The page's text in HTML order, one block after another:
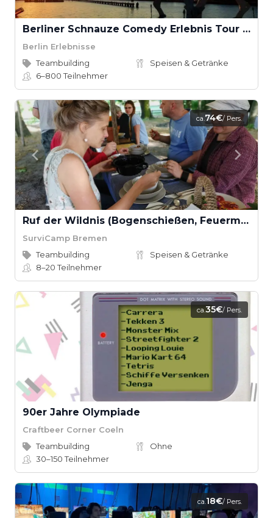
Berliner Schnauze Comedy Erlebnis Tour & Berliner Insider Experience Tour
Berlin Erlebnisse
Teambuilding
Speisen & Getränke
6–800Teilnehmer
ca.74€/ Pers.
Ruf der Wildnis (Bogenschießen, Feuermachen, Kochen am Lagerfeuer)
SurviCamp Bremen
Teambuilding
Speisen & Getränke
8–20Teilnehmer
ca.35€/ Pers.
90er Jahre Olympiade
Craftbeer Corner Coeln
Teambuilding
Ohne
30–150Teilnehmer
ca.18€/ Pers.